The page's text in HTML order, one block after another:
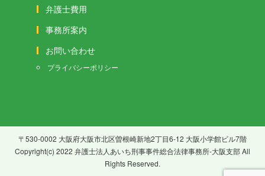
弁護士費用
事務所案内
お問い合わせ
プライバシーポリシー
〒530-0002 大阪府大阪市北区曽根崎新地2丁目6-12 大阪小学館ビル7階
Copyright(c) 2022 弁護士法人あいち刑事事件総合法律事務所-大阪支部 All
Rights Reserved.